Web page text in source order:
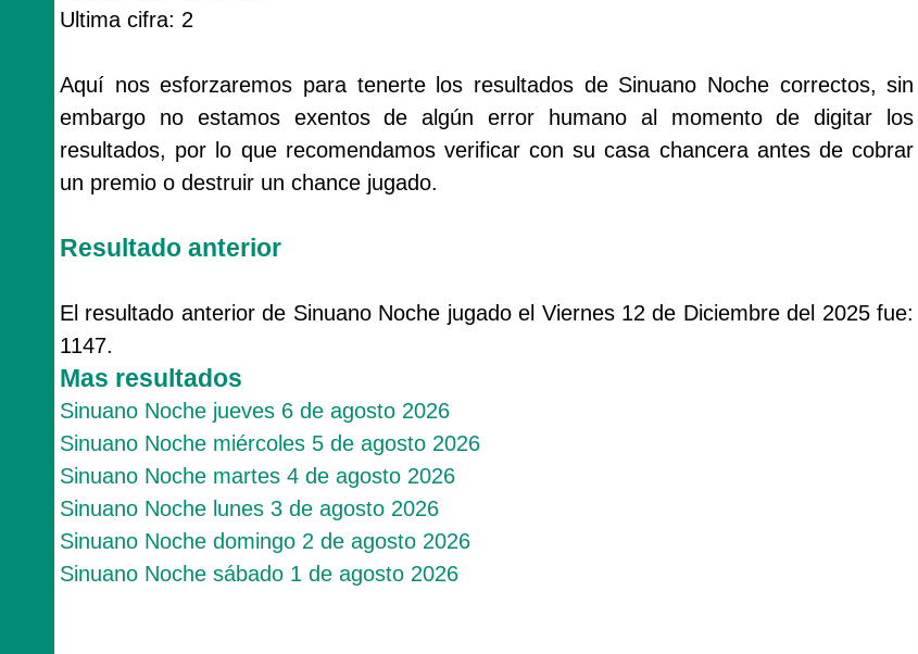
Ultima cifra: 2
Aquí nos esforzaremos para tenerte los resultados de Sinuano Noche correctos, sin
embargo no estamos exentos de algún error humano al momento de digitar los
resultados, por lo que recomendamos verificar con su casa chancera antes de cobrar
un premio o destruir un chance jugado.
Resultado anterior
El resultado anterior de Sinuano Noche jugado el Viernes 12 de Diciembre del 2025 fue:
1147.
Mas resultados
Sinuano Noche jueves 6 de agosto 2026
Sinuano Noche miércoles 5 de agosto 2026
Sinuano Noche martes 4 de agosto 2026
Sinuano Noche lunes 3 de agosto 2026
Sinuano Noche domingo 2 de agosto 2026
Sinuano Noche sábado 1 de agosto 2026